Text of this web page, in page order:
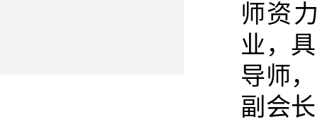
师资
业，
导师
副会